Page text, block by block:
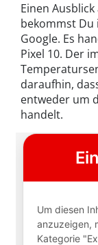
Einen
bekommst Du
Google. Es
Pixel 10. Der
daraufhin,
entweder um
handelt.